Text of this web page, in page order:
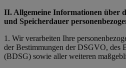
II. Allgemeine Informationen über
und Speicherdauer
1. Wir verarbeiten Ihre
der Bestimmungen der DSGVO, des
(BDSG) sowie aller weiteren